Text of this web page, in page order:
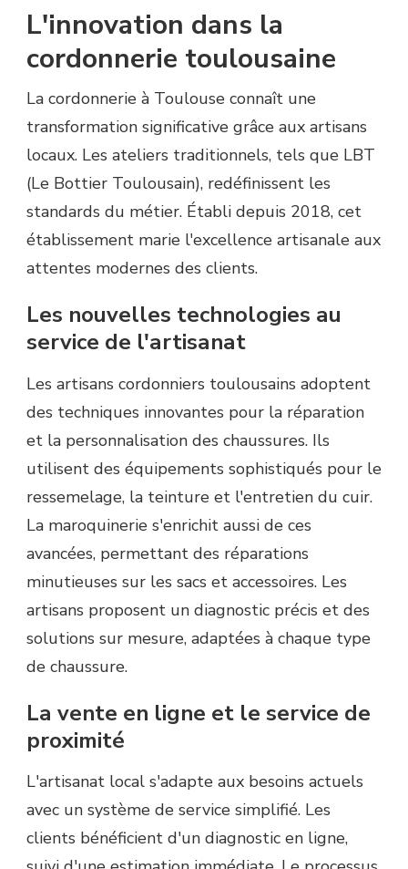
L'innovation dans la
cordonnerie toulousaine
La cordonnerie à Toulouse connaît une
transformation significative grâce aux artisans
locaux. Les ateliers traditionnels, tels que LBT
(Le Bottier Toulousain), redéfinissent les
standards du métier. Établi depuis 2018, cet
établissement marie l'excellence artisanale aux
attentes modernes des clients.
Les nouvelles technologies au
service de l'artisanat
Les artisans cordonniers toulousains adoptent
des techniques innovantes pour la réparation
et la personnalisation des chaussures. Ils
utilisent des équipements sophistiqués pour le
ressemelage, la teinture et l'entretien du cuir.
La maroquinerie s'enrichit aussi de ces
avancées, permettant des réparations
minutieuses sur les sacs et accessoires. Les
artisans proposent un diagnostic précis et des
solutions sur mesure, adaptées à chaque type
de chaussure.
La vente en ligne et le service de
proximité
L'artisanat local s'adapte aux besoins actuels
avec un système de service simplifié. Les
clients bénéficient d'un diagnostic en ligne,